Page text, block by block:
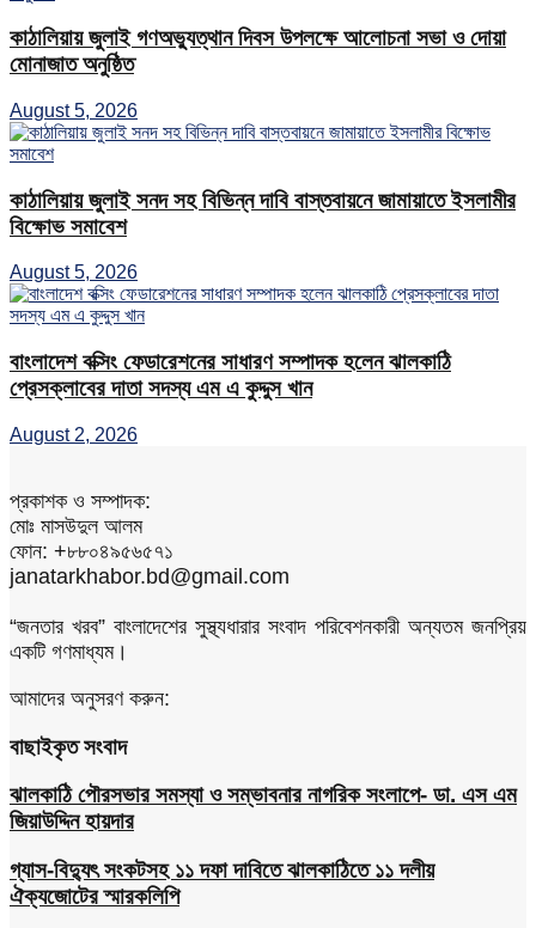
কাঠালিয়ায় জুলাই গণঅভ্যুত্থান দিবস উপলক্ষে আলোচনা সভা ও দোয়া
মোনাজাত অনুষ্ঠিত
August 5, 2026
কাঠালিয়ায় জুলাই সনদ সহ বিভিন্ন দাবি বাস্তবায়নে জামায়াতে ইসলামীর
বিক্ষোভ সমাবেশ
August 5, 2026
বাংলাদেশ বক্সিং ফেডারেশনের সাধারণ সম্পাদক হলেন ঝালকাঠি
প্রেসক্লাবের দাতা সদস্য এম এ কুদ্দুস খান
August 2, 2026
প্রকাশক ও সম্পাদক:
মোঃ মাসউদুল আলম
ফোন: +৮৮০৪৯৫৬৫৭১
janatarkhabor.bd@gmail.com
“জনতার খরব” বাংলাদেশের সুস্থ্যধারার সংবাদ পরিবেশনকারী অন্যতম জনপ্রিয়
একটি গণমাধ্যম।
আমাদের অনুসরণ করুন:
বাছাইকৃত সংবাদ
ঝালকাঠি পৌরসভার সমস্যা ও সম্ভাবনার নাগরিক সংলাপে- ডা. এস এম
জিয়াউদ্দিন হায়দার
গ্যাস-বিদ্যুৎ সংকটসহ ১১ দফা দাবিতে ঝালকাঠিতে ১১ দলীয়
ঐক্যজোটের স্মারকলিপি